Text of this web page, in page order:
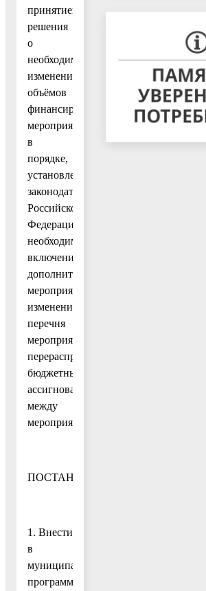
принятием
решения
о
необходимости
изменения
объёмов
финансирования
мероприятий
в
порядке,
установленном
законодательством
Российской
Федерации,
необходимостью
включения
дополнительных
мероприятий,
изменением
перечня
мероприятий,
перераспределением
бюджетных
ассигнований
между
мероприятиями
ПОСТАНОВЛЯЮ:
1. Внести
в
муниципальную
программу